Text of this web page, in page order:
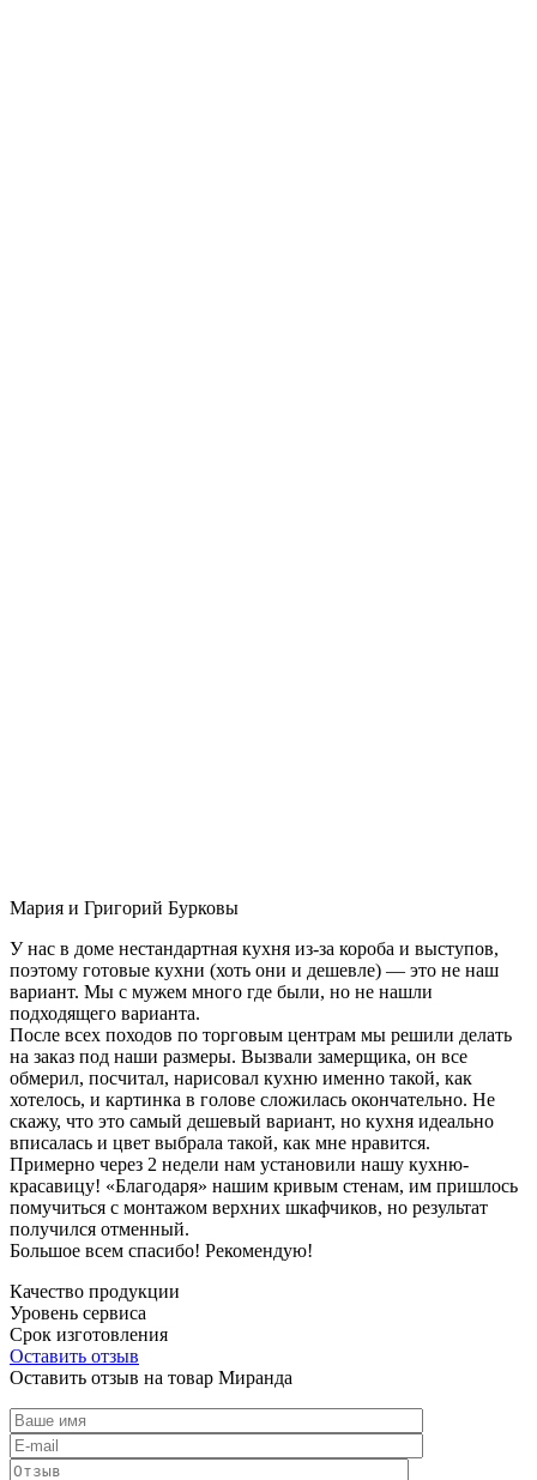
Мария и Григорий Бурковы
У нас в доме нестандартная кухня из-за короба и выступов,
поэтому готовые кухни (хоть они и дешевле) — это не наш
вариант. Мы с мужем много где были, но не нашли
подходящего варианта.
После всех походов по торговым центрам мы решили делать
на заказ под наши размеры. Вызвали замерщика, он все
обмерил, посчитал, нарисовал кухню именно такой, как
хотелось, и картинка в голове сложилась окончательно. Не
скажу, что это самый дешевый вариант, но кухня идеально
вписалась и цвет выбрала такой, как мне нравится.
Примерно через 2 недели нам установили нашу кухню-
красавицу! «Благодаря» нашим кривым стенам, им пришлось
помучиться с монтажом верхних шкафчиков, но результат
получился отменный.
Большое всем спасибо! Рекомендую!
Качество продукции
Уровень сервиса
Срок изготовления
Оставить отзыв
Оставить отзыв на товар Миранда